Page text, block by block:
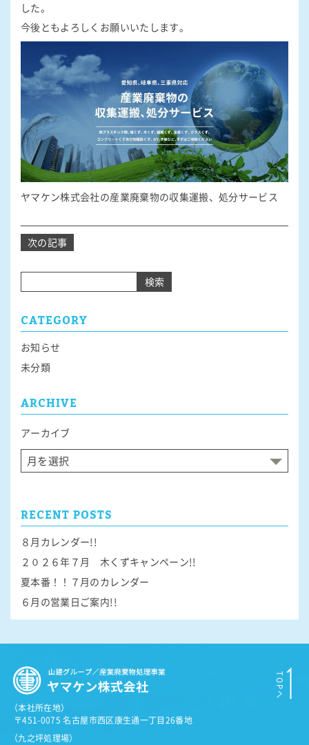
した。
今後ともよろしくお願いいたします。
ヤマケン株式会社の産業廃棄物の収集運搬、処分サービス
投
ナ
ビ
ー
シ
ョ
ン
次の記事
検索
CATEGORY
お知らせ
未分類
ARCHIVE
アーカイブ
RECENT POSTS
８月カレンダー!!
２０２６年７月 木くずキャンペーン!!
夏本番！！７月のカレンダー
６月の営業日ご案内!!
（本社所在地）
〒451-0075 名古屋市西区康生通一丁目26番地
（九之坪処理場）